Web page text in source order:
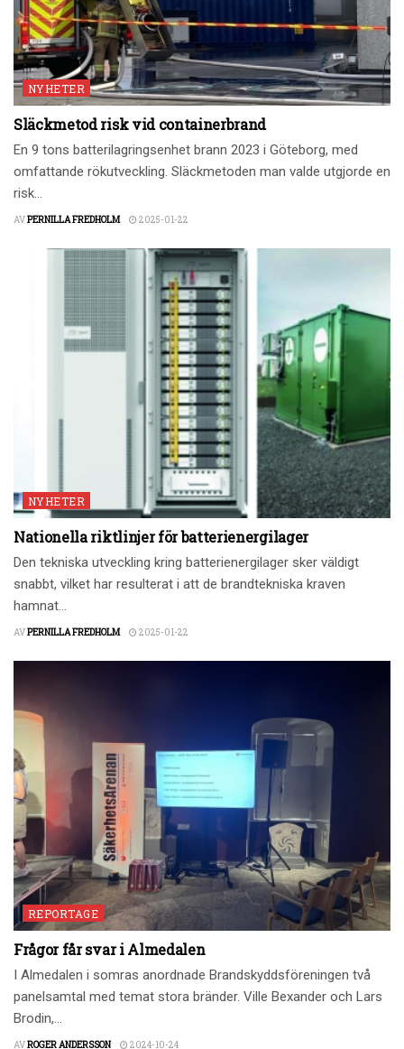
NYHETER
Släckmetod risk vid containerbrand
En 9 tons batterilagringsenhet brann 2023 i Göteborg, med
omfattande rökutveckling. Släckmetoden man valde utgjorde en
risk...
AVPERNILLA FREDHOLM 2025-01-22
NYHETER
Nationella riktlinjer för batterienergilager
Den tekniska utveckling kring batterienergilager sker väldigt
snabbt, vilket har resulterat i att de brandtekniska kraven
hamnat...
AVPERNILLA FREDHOLM 2025-01-22
REPORTAGE
Frågor får svar i Almedalen
I Almedalen i somras anordnade Brandskyddsföreningen två
panelsamtal med temat stora bränder. Ville Bexander och Lars
Brodin,...
AVROGER ANDERSSON 2024-10-24